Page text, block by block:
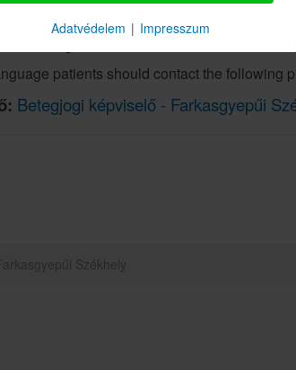
esetén az IJSZ zöldszáma
patients should contact the following
Betegjogi képviselő - Farkasgyepűi
Adatvédelem | Impresszum